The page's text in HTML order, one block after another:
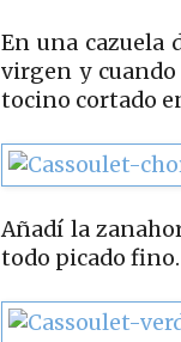
En una cazuela
virgen y
tocino cortado
Añadí la
todo picado fino.